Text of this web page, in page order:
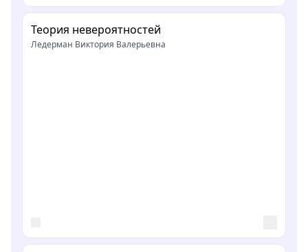
Теория невероятностей
Ледерман Виктория Валерьевна